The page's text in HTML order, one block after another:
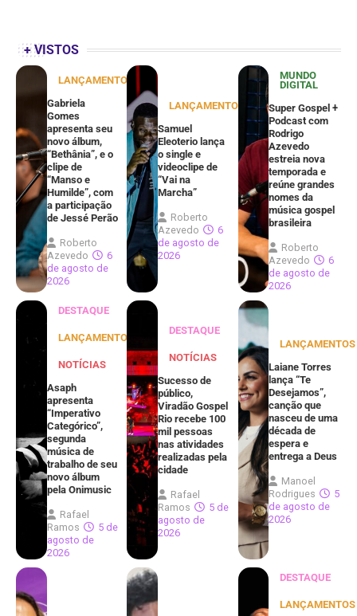
+ VISTOS
LANÇAMENTOS
Gabriela
Gomes
apresenta seu
novo álbum,
“Bethânia”, e o
clipe de
“Manso e
Humilde”, com
a participação
de Jessé Perão
Roberto
Azevedo
6
de agosto de
2026
LANÇAMENTOS
Samuel
Eleoterio lança
o single e
videoclipe de
“Vai na
Marcha”
Roberto
Azevedo
6
de agosto de
2026
MUNDO
DIGITAL
Super Gospel +
Podcast com
Rodrigo
Azevedo
estreia nova
temporada e
reúne grandes
nomes da
música gospel
brasileira
Roberto
Azevedo
6
de agosto de
2026
DESTAQUE
LANÇAMENTOS
NOTÍCIAS
Asaph
apresenta
“Imperativo
Categórico”,
segunda
música de
trabalho de seu
novo álbum
pela Onimusic
Rafael
Ramos
5 de
agosto de
2026
DESTAQUE
NOTÍCIAS
Sucesso de
público,
Viradão Gospel
Rio recebe 100
mil pessoas
nas atividades
realizadas pela
cidade
Rafael
Ramos
5 de
agosto de
2026
LANÇAMENTOS
Laiane Torres
lança “Te
Desejamos”,
canção que
nasceu de uma
década de
espera e
entrega a Deus
Manoel
Rodrigues
5
de agosto de
2026
DESTAQUE
LANÇAMENTOS